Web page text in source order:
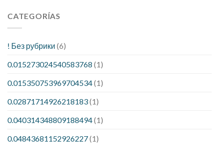
CATEGORÍAS
! Без рубрики (6)
0.015273024540583768 (1)
0.015350753969704534(1)
0.02871714926218183(1)
0.040314348809188494(1)
0.04843681152926227(1)